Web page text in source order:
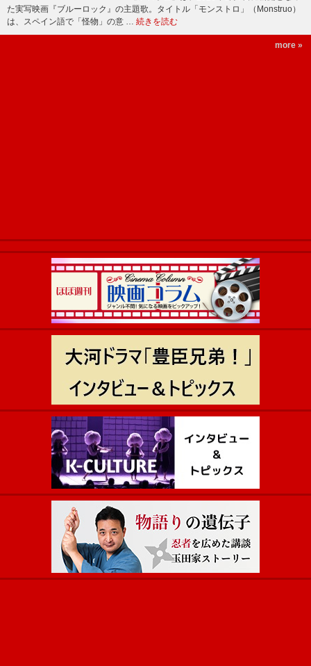
た実写映画『ブルーロック』の主題歌。タイトル「モンストロ」（Monstruo）
は、スペイン語で「怪物」の意 … 続きを読む
more »